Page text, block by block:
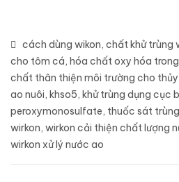
cách dùng wikon, chất khử trùng
cho tôm cá, hóa chất oxy hóa
chất thân thiện môi trường cho thủy
ao nuôi, khso5, khử trùng dụng cục
peroxymonosulfate, thuốc sát
wirkon, wirkon cải thiện chất lượng
wirkon xử lý nước ao